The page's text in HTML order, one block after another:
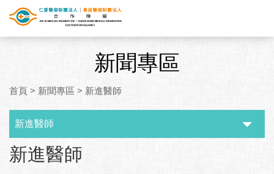
新聞專區
首頁 > 新聞專區 > 新進醫師
新進醫師
:::
新進醫師